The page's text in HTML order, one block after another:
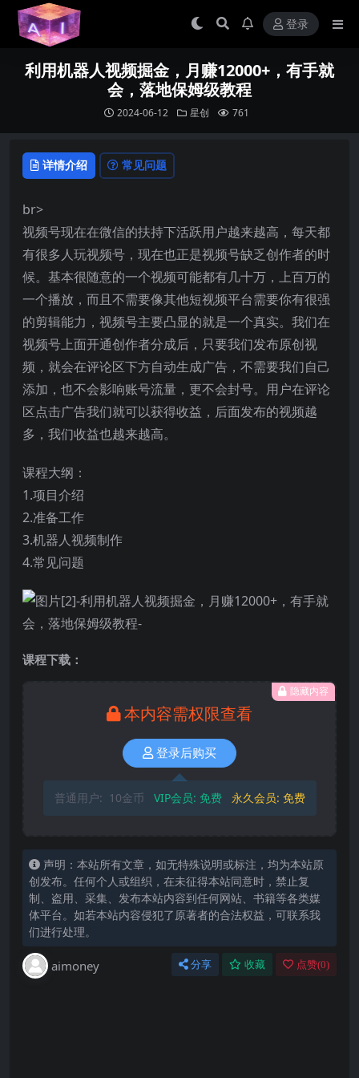
登录
利用机器人视频掘金，月赚12000+，有手就
会，落地保姆级教程
2024-06-12 星创 761
详情介绍 常见问题
br>
视频号现在在微信的扶持下活跃用户越来越高，每天都
有很多人玩视频号，现在也正是视频号缺乏创作者的时
候。基本很随意的一个视频可能都有几十万，上百万的
一个播放，而且不需要像其他短视频平台需要你有很强
的剪辑能力，视频号主要凸显的就是一个真实。我们在
视频号上面开通创作者分成后，只要我们发布原创视
频，就会在评论区下方自动生成广告，不需要我们自己
添加，也不会影响账号流量，更不会封号。用户在评论
区点击广告我们就可以获得收益，后面发布的视频越
多，我们收益也越来越高。
课程大纲：
1.项目介绍
2.准备工作
3.机器人视频制作
4.常见问题
课程下载：
隐藏内容
本内容需权限查看
登录后购买
普通用户: 10金币 VIP会员: 免费 永久会员: 免费
声明：本站所有文章，如无特殊说明或标注，均为本站原
创发布。任何个人或组织，在未征得本站同意时，禁止复
制、盗用、采集、发布本站内容到任何网站、书籍等各类媒
体平台。如若本站内容侵犯了原著者的合法权益，可联系我
们进行处理。
aimoney 分享 收藏 点赞(0)